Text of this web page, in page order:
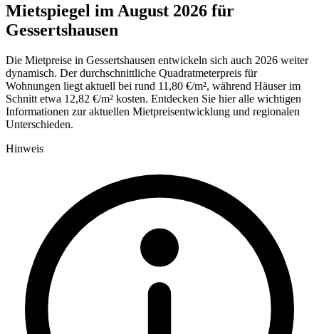
Mietspiegel im August 2026 für
Gessertshausen
Die Mietpreise in Gessertshausen entwickeln sich auch 2026 weiter
dynamisch. Der durchschnittliche Quadratmeterpreis für
Wohnungen liegt aktuell bei rund 11,80 €/m², während Häuser im
Schnitt etwa 12,82 €/m² kosten. Entdecken Sie hier alle wichtigen
Informationen zur aktuellen Mietpreisentwicklung und regionalen
Unterschieden.
Hinweis